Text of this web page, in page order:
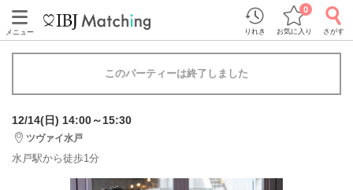
メニュー りれき お気に入り
0
さがす
このパーティーは終了しました
12/14(日) 14:00～15:30
ツヴァイ水戸
水戸駅から徒歩1分